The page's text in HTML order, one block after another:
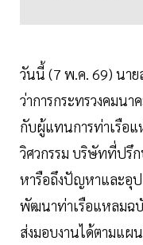
วันนี้ (7 พ.ค. 69) นา
ว่าการกระทรวงคมน
กับผู้แทนการท่าเรือ
วิศวกรรม บริษัทที่ปรึ
หารือถึงปัญหาและอุป
พัฒนาท่าเรือแหลมฉบั
ส่งมอบงานได้ตามแผน